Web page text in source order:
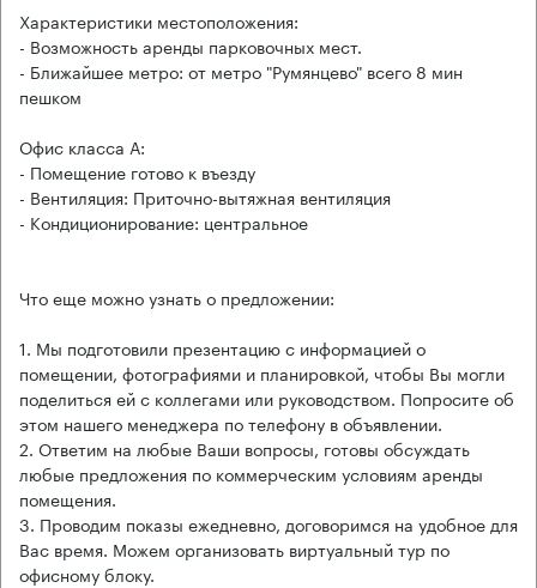
Характеристики местоположения:
- Возможность аренды парковочных мест.
- Ближайшее метро: от метро "Румянцево" всего 8 мин
пешком
Офис класса А:
- Помещение готово к въезду
- Вентиляция: Приточно-вытяжная вентиляция
- Кондиционирование: центральное
Что еще можно узнать о предложении:
1. Мы подготовили презентацию с информацией о
помещении, фотографиями и планировкой, чтобы Вы могли
поделиться ей с коллегами или руководством. Попросите об
этом нашего менеджера по телефону в объявлении.
2. Ответим на любые Ваши вопросы, готовы обсуждать
любые предложения по коммерческим условиям аренды
помещения.
3. Проводим показы ежедневно, договоримся на удобное для
Вас время. Можем организовать виртуальный тур по
офисному блоку.